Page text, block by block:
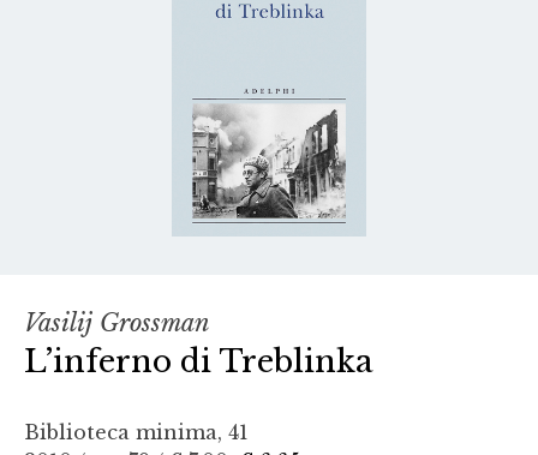
Vasilij Grossman
L’inferno di Treblinka
Biblioteca minima, 41